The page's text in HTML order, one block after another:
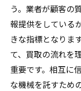
う。業者が顧客の
報提供をしている
きな指標となりま
て、買取の流れを
重要です。相互に
な機械を託すため